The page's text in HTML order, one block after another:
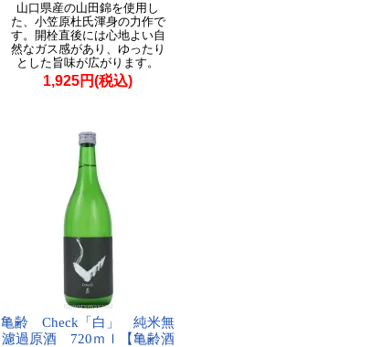
山口県産の山田錦を使用し
た、小笠原杜氏渾身の力作で
す。開栓直後には心地よい自
然なガス感があり、ゆったり
とした旨味が広がります。
1,925円(税込)
亀齢 Check「白」 純米無
濾過原酒 720ｍｌ【亀齢酒